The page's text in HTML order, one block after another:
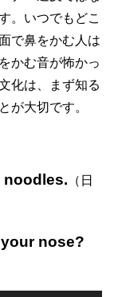
。いつでもどこ
で鼻をかむ人は
かむ音が怖かっ
化は、まず知る
が大切です。
noodles. （日
nose?